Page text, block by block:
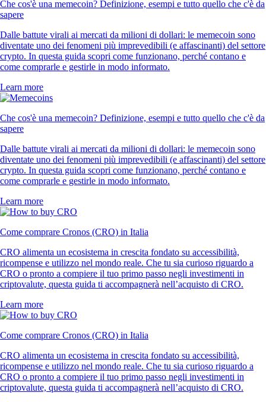
Che cos'è una memecoin? Definizione, esempi e tutto quello che c'è da
sapere
Dalle battute virali ai mercati da milioni di dollari: le memecoin sono
diventate uno dei fenomeni più imprevedibili (e affascinanti) del settore
crypto. In questa guida scopri come funzionano, perché contano e
come comprarle e gestirle in modo informato.
Learn more
Che cos'è una memecoin? Definizione, esempi e tutto quello che c'è da
sapere
Dalle battute virali ai mercati da milioni di dollari: le memecoin sono
diventate uno dei fenomeni più imprevedibili (e affascinanti) del settore
crypto. In questa guida scopri come funzionano, perché contano e
come comprarle e gestirle in modo informato.
Learn more
Come comprare Cronos (CRO) in Italia
CRO alimenta un ecosistema in crescita fondato su accessibilità,
ricompense e utilizzo nel mondo reale. Che tu sia curioso riguardo a
CRO o pronto a compiere il tuo primo passo negli investimenti in
criptovalute, questa guida ti accompagnerà nell’acquisto di CRO.
Learn more
Come comprare Cronos (CRO) in Italia
CRO alimenta un ecosistema in crescita fondato su accessibilità,
ricompense e utilizzo nel mondo reale. Che tu sia curioso riguardo a
CRO o pronto a compiere il tuo primo passo negli investimenti in
criptovalute, questa guida ti accompagnerà nell’acquisto di CRO.